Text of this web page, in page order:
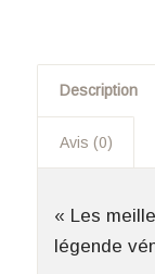
Description
Avis (0)
« Les
légende